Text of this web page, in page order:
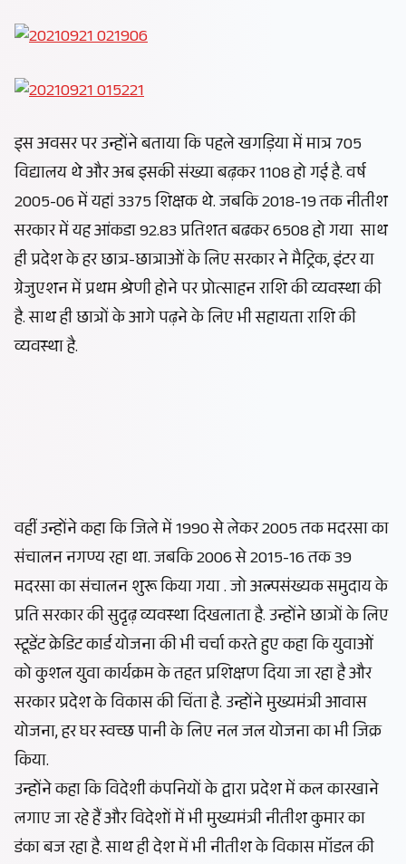
इस अवसर पर उन्होंने बताया कि पहले खगड़िया में मात्र 705
विद्यालय थे और अब इसकी संख्या बढ़कर 1108 हो गई है. वर्ष
2005-06 में यहां 3375 शिक्षक थे. जबकि 2018-19 तक नीतीश
सरकार में यह आंकडा 92.83 प्रतिशत बढकर 6508 हो गया साथ
ही प्रदेश के हर छात्र-छात्राओं के लिए सरकार ने मैट्रिक, इंटर या
ग्रेजुएशन में प्रथम श्रेणी होने पर प्रोत्साहन राशि की व्यवस्था की
है. साथ ही छात्रों के आगे पढ़ने के लिए भी सहायता राशि की
व्यवस्था है.
वहीं उन्होंने कहा कि जिले में 1990 से लेकर 2005 तक मदरसा का
संचालन नगण्य रहा था. जबकि 2006 से 2015-16 तक 39
मदरसा का संचालन शुरू किया गया . जो अल्पसंख्यक समुदाय के
प्रति सरकार की सुदृढ़ व्यवस्था दिखलाता है. उन्होंने छात्रों के लिए
स्टूडेंट क्रेडिट कार्ड योजना की भी चर्चा करते हुए कहा कि युवाओं
को कुशल युवा कार्यक्रम के तहत प्रशिक्षण दिया जा रहा है और
सरकार प्रदेश के विकास की चिंता है. उन्होंने मुख्यमंत्री आवास
योजना, हर घर स्वच्छ पानी के लिए नल जल योजना का भी जिक्र
किया.
उन्होंने कहा कि विदेशी कंपनियों के द्वारा प्रदेश में कल कारखाने
लगाए जा रहे हैं और विदेशों में भी मुख्यमंत्री नीतीश कुमार का
डंका बज रहा है. साथ ही देश में भी नीतीश के विकास मॉडल की